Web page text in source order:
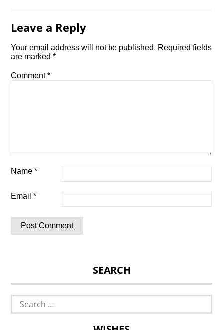
Leave a Reply
Your email address will not be published. Required fields
are marked*
Comment*
Name*
Email*
SEARCH
Search
for: